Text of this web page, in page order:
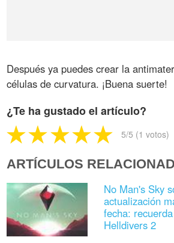
Después ya puedes crear la
células de curvatura. ¡Buena suerte!
¿Te ha gustado el artículo?
5/5 (1 votos)
ARTÍCULOS
No Man's Sky
actualización
fecha:
Helldivers 2